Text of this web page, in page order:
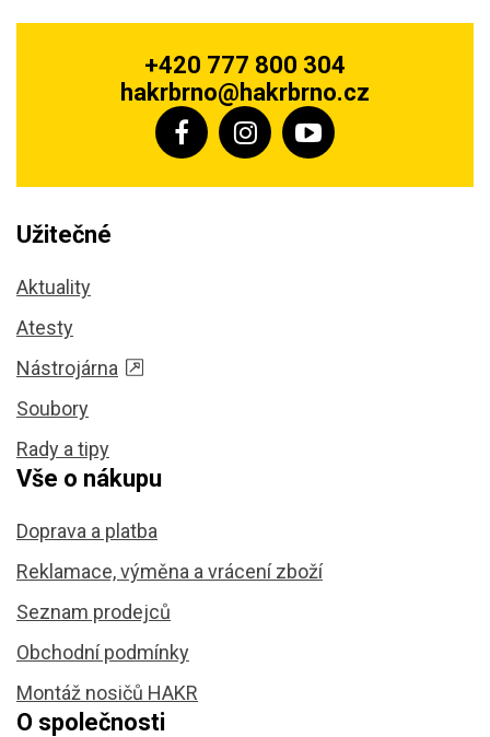
+420 777 800 304
hakrbrno@hakrbrno.cz
Užitečné
Aktuality
Atesty
Nástrojárna
Soubory
Rady a tipy
Vše o nákupu
Doprava a platba
Reklamace, výměna a vrácení zboží
Seznam prodejců
Obchodní podmínky
Montáž nosičů HAKR
O společnosti